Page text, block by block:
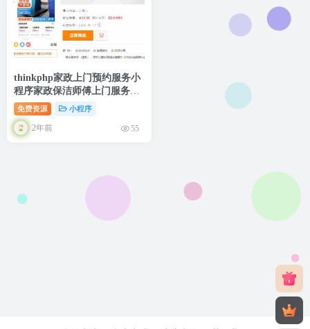
thinkphp家政上门预约服务小
程序家政保洁师傅上门服务小
程序上门服务在线派单安装教
程
免费资源 小程序
2年前 55